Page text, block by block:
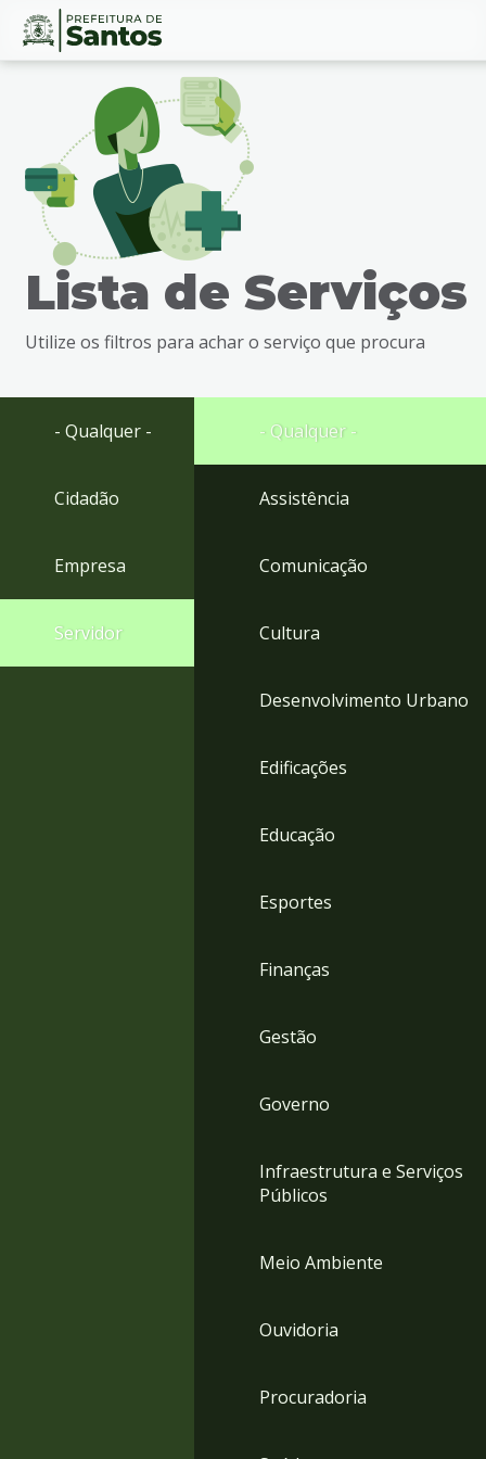
Ir
busca
Ir
Conteúdo
Lista de Serviços
Utilize os filtros para achar o serviço que procura
- Qualquer -
Cidadão
Empresa
Servidor
- Qualquer -
Assistência
Comunicação
Cultura
Desenvolvimento Urbano
Edificações
Educação
Esportes
Finanças
Gestão
Governo
Infraestrutura e Serviços
Públicos
Meio Ambiente
Ouvidoria
Procuradoria